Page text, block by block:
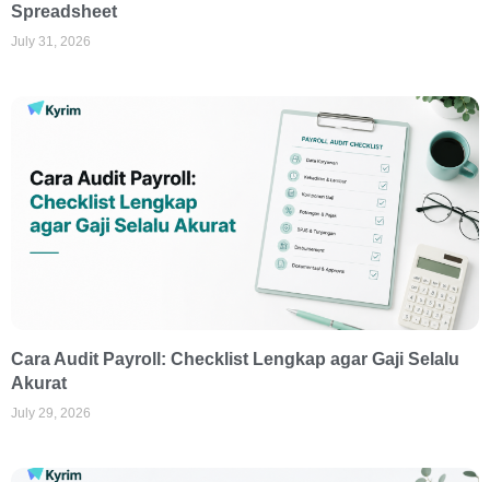
Spreadsheet
July 31, 2026
Cara Audit Payroll: Checklist Lengkap agar Gaji Selalu
Akurat
July 29, 2026